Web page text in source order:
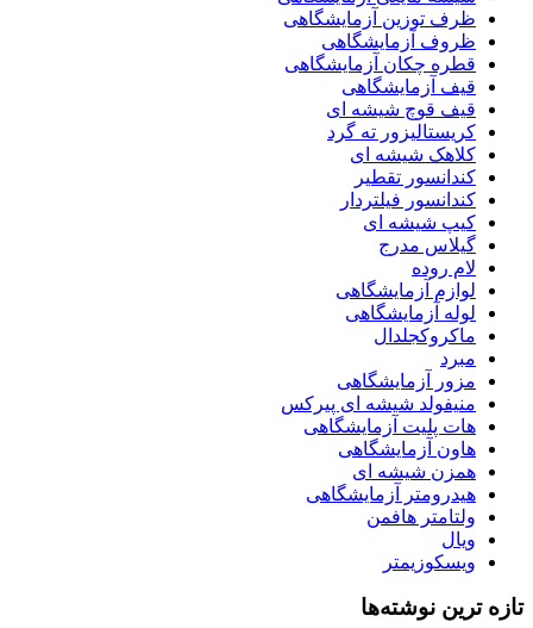
ظرف توزین آزمایشگاهی
ظروف آزمایشگاهی
قطره چکان آزمایشگاهی
قیف آزمایشگاهی
قیف قوچ شیشه ای
کریستالیزور ته گرد
کلاهک شیشه ای
کندانسور تقطیر
کندانسور فیلتردار
کیپ شیشه ای
گیلاس مدرج
لام روده
لوازم آزمایشگاهی
لوله آزمایشگاهی
ماکروکجلدال
مبرد
مزور آزمایشگاهی
منیفولد شیشه ای پیرکس
هات پلیت آزمایشگاهی
هاون آزمایشگاهی
همزن شیشه ای
هیدرومتر آزمایشگاهی
ولتامتر هافمن
ویال
ویسکوزیمتر
تازه ترین نوشته‌ها